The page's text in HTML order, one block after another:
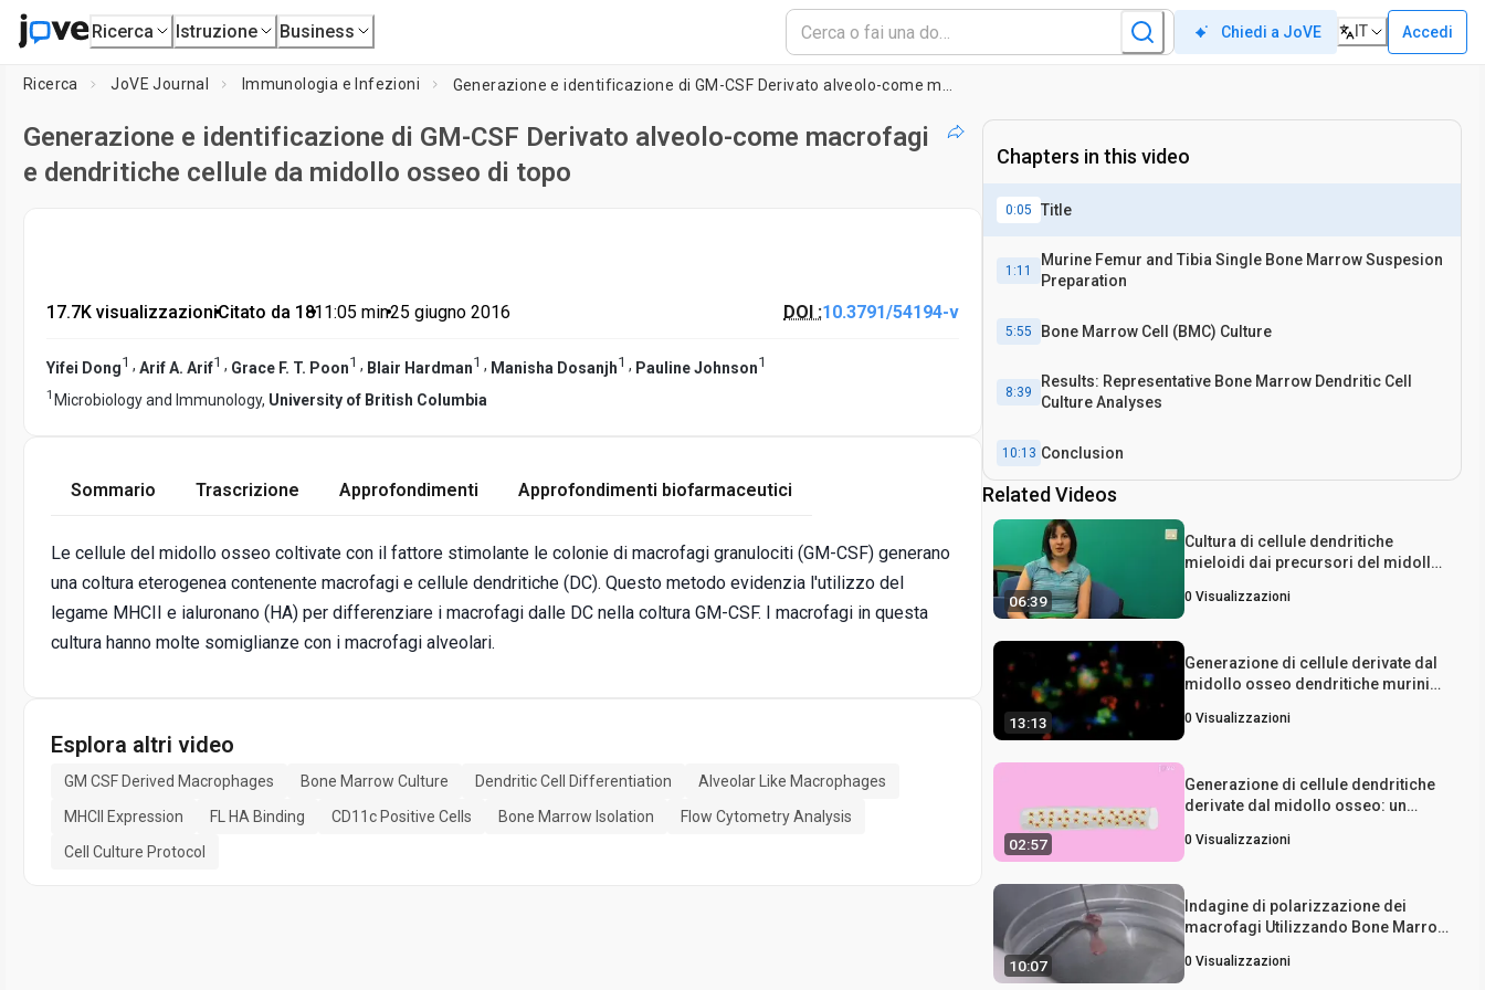
Ricerca Istruzione Business Chiedi a JoVE IT Accedi
Ricerca JoVE Journal Immunologia e Infezioni
Generazione e identificazione di GM-CSF Derivato alveolo-come macrofagi
e dendritiche cellule da midollo osseo di topo
17.7K visualizzazioni•Citato da 18•11:05 min•25 giugno 2016 DOI :10.3791/54194-v
Yifei Dong1 , Arif A. Arif1 , Grace F. T. Poon1 , Blair Hardman1 , Manisha Dosanjh1 , Pauline Johnson1
1 Microbiology and Immunology, University of British Columbia
Sommario Trascrizione Approfondimenti Approfondimenti biofarmaceutici
Le cellule del midollo osseo coltivate con il fattore stimolante le colonie di macrofagi granulociti (GM-CSF) generano
una coltura eterogenea contenente macrofagi e cellule dendritiche (DC). Questo metodo evidenzia l'utilizzo del
legame MHCII e ialuronano (HA) per differenziare i macrofagi dalle DC nella coltura GM-CSF. I macrofagi in questa
cultura hanno molte somiglianze con i macrofagi alveolari.
Esplora altri video
GM CSF Derived Macrophages Bone Marrow Culture Dendritic Cell Differentiation
Alveolar Like Macrophages
MHCII Expression
FL HA Binding CD11c Positive Cells Bone Marrow Isolation
Flow Cytometry Analysis
Cell Culture Protocol
Chapters in this video
0:05 Title
1:11
Murine Femur and Tibia Single Bone Marrow Suspesion
Preparation
5:55 Bone Marrow Cell (BMC) Culture
8:39
Results: Representative Bone Marrow Dendritic Cell
Culture Analyses
10:13 Conclusion
Related Videos
06:39
Cultura di cellule dendritiche
mieloidi dai precursori del midollo
0 Visualizzazioni
13:13
Generazione di cellule derivate dal
midollo osseo dendritiche murini
0 Visualizzazioni
02:57
Generazione di cellule dendritiche
derivate dal midollo osseo: un
dendritiche dal midollo osseo di
0 Visualizzazioni
10:07
Indagine di polarizzazione dei
macrofagi Utilizzando Bone Marrow
0 Visualizzazioni